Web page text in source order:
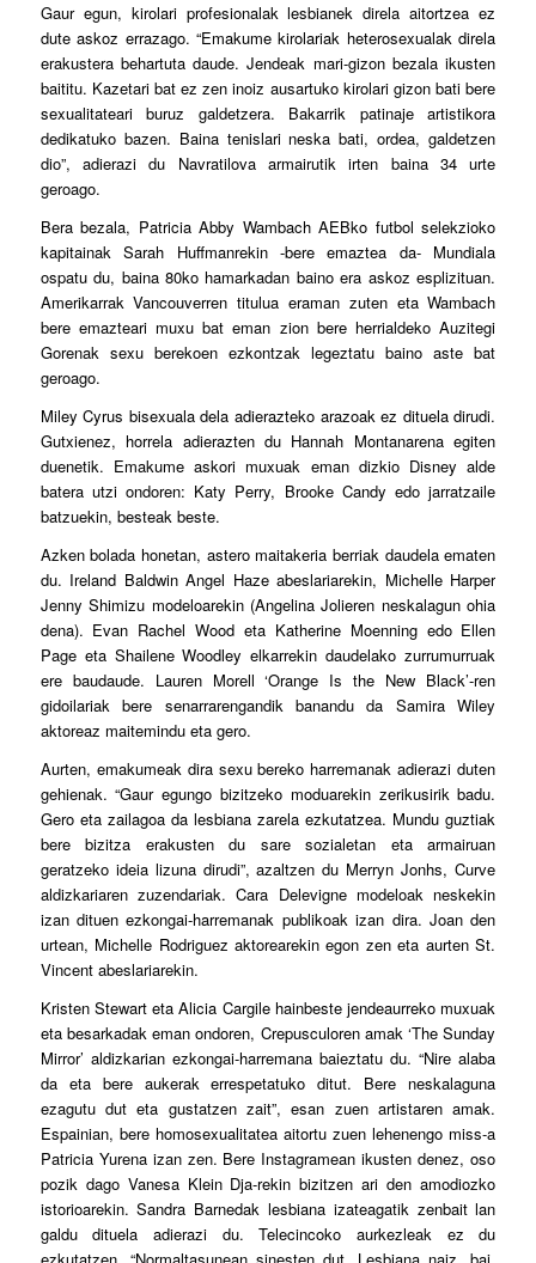
Gaur egun, kirolari profesionalak lesbianek direla aitortzea ez
dute askoz errazago. “Emakume kirolariak heterosexualak direla
erakustera behartuta daude. Jendeak mari-gizon bezala ikusten
baititu. Kazetari bat ez zen inoiz ausartuko kirolari gizon bati bere
sexualitateari buruz galdetzera. Bakarrik patinaje artistikora
dedikatuko bazen. Baina tenislari neska bati, ordea, galdetzen
dio”, adierazi du Navratilova armairutik irten baina 34 urte
geroago.
Bera bezala, Patricia Abby Wambach AEBko futbol selekzioko
kapitainak Sarah Huffmanrekin -bere emaztea da- Mundiala
ospatu du, baina 80ko hamarkadan baino era askoz esplizituan.
Amerikarrak Vancouverren titulua eraman zuten eta Wambach
bere emazteari muxu bat eman zion bere herrialdeko Auzitegi
Gorenak sexu berekoen ezkontzak legeztatu baino aste bat
geroago.
Miley Cyrus bisexuala dela adierazteko arazoak ez dituela dirudi.
Gutxienez, horrela adierazten du Hannah Montanarena egiten
duenetik. Emakume askori muxuak eman dizkio Disney alde
batera utzi ondoren: Katy Perry, Brooke Candy edo jarratzaile
batzuekin, besteak beste.
Azken bolada honetan, astero maitakeria berriak daudela ematen
du. Ireland Baldwin Angel Haze abeslariarekin, Michelle Harper
Jenny Shimizu modeloarekin (Angelina Jolieren neskalagun ohia
dena). Evan Rachel Wood eta Katherine Moenning edo Ellen
Page eta Shailene Woodley elkarrekin daudelako zurrumurruak
ere baudaude. Lauren Morell ‘Orange Is the New Black’-ren
gidoilariak bere senarrarengandik banandu da Samira Wiley
aktoreaz maitemindu eta gero.
Aurten, emakumeak dira sexu bereko harremanak adierazi duten
gehienak. “Gaur egungo bizitzeko moduarekin zerikusirik badu.
Gero eta zailagoa da lesbiana zarela ezkutatzea. Mundu guztiak
bere bizitza erakusten du sare sozialetan eta armairuan
geratzeko ideia lizuna dirudi”, azaltzen du Merryn Jonhs, Curve
aldizkariaren zuzendariak. Cara Delevigne modeloak neskekin
izan dituen ezkongai-harremanak publikoak izan dira. Joan den
urtean, Michelle Rodriguez aktorearekin egon zen eta aurten St.
Vincent abeslariarekin.
Kristen Stewart eta Alicia Cargile hainbeste jendeaurreko muxuak
eta besarkadak eman ondoren, Crepusculoren amak ‘The Sunday
Mirror’ aldizkarian ezkongai-harremana baieztatu du. “Nire alaba
da eta bere aukerak errespetatuko ditut. Bere neskalaguna
ezagutu dut eta gustatzen zait”, esan zuen artistaren amak.
Espainian, bere homosexualitatea aitortu zuen lehenengo miss-a
Patricia Yurena izan zen. Bere Instagramean ikusten denez, oso
pozik dago Vanesa Klein Dja-rekin bizitzen ari den amodiozko
istorioarekin. Sandra Barnedak lesbiana izateagatik zenbait lan
galdu dituela adierazi du. Telecincoko aurkezleak ez du